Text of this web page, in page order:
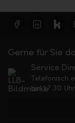
Gerne für Sie da
Service
Telefonisch
bis 17.30 Uhr